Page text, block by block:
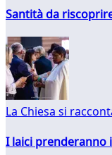
Santità da
La Chiesa si
I laici prenderanno